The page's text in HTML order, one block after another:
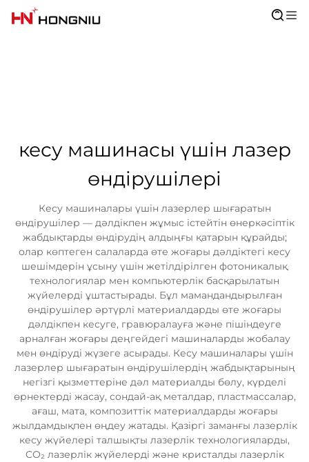
кесу машинасы үшін лазер
өндірушілері
Кесу машиналары үшін лазерлер шығаратын
өндірушілер — дәлдікпен жұмыс істейтін өнеркәсіптік
жабдықтарды өндірудің алдыңғы қатарын құрайды;
олар көптеген салаларда өте жоғары дәлдіктегі кесу
шешімдерін ұсыну үшін жетілдірілген фотоникалық
технологиялар мен компьютерлік басқарылатын
жүйелерді ұштастырады. Бұл мамандандырылған
өндірушілер әртүрлі материалдарды өте жоғары
дәлдікпен кесуге, гравюралауға және пішіндеуге
арналған жоғары деңгейдегі машиналарды жобалау
мен өндіруді жүзеге асырады. Кесу машиналары үшін
лазерлер шығаратын өндірушілердің жабдықтарының
негізгі қызметтеріне дәл материалды бөлу, күрделі
өрнектерді жасау, сондай-ақ металдар, пластмассалар,
ағаш, мата, композиттік материалдарды жоғары
жылдамдықпен өңдеу жатады. Қазіргі заманғы лазерлік
кесу жүйелері талшықты лазерлік технологияларды,
CO₂ лазерлік жүйелерді және кристалды лазерлік